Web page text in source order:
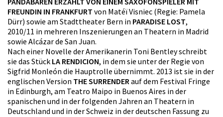
FREUNDIN IN FRANKFURT von Matéï Visniec (Regie: Pamela
Dürr) sowie am Stadttheater Bern in PARADISE LOST,
2010/11 in mehreren Inszenierungen an Theatern in Madrid
sowie Alcázar de San Juan.
Nach einer Novelle der Amerikanerin Toni Bentley schreibt
sie das Stück LA RENDICION, in dem sie unter der Regie von
Sigfrid Monleón die Hauptrolle übernimmt. 2013 ist sie in der
englischen Version THE SURRENDERauf dem Festival Fringe
in Edinburgh, am Teatro Maipo in Buenos Aires in der
spanischen und in der folgenden Jahren an Theatern in
Deutschland und in der Schweiz in der deutschen Fassung zu